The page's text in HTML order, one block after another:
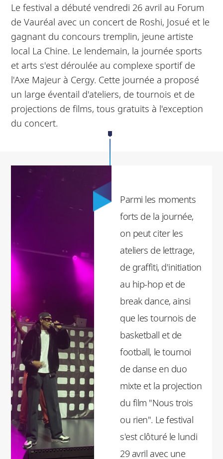
Le festival a débuté vendredi 26 avril au Forum
de Vauréal avec un concert de Roshi, Josué et le
gagnant du concours tremplin, jeune artiste
local La Chine. Le lendemain, la journée sports
et arts s'est déroulée au complexe sportif de
l'Axe Majeur à Cergy. Cette journée a proposé
un large éventail d'ateliers, de tournois et de
projections de films, tous gratuits à l'exception
du concert.
Parmi les moments
forts de la journée,
on peut citer les
ateliers de lettrage,
de graffiti, d'initiation
au hip-hop et de
break dance, ainsi
que les tournois de
basketball et de
football, le tournoi
de danse en duo
mixte et la projection
du film "Nous trois
ou rien". Le festival
s'est clôturé le lundi
29 avril avec une